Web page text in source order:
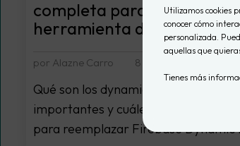
Utilizamos cookies
conocer cómo
personalizada.
aquellas que
Tienes más
completa para escoger tu
herramienta de links
por Alazne Carro 8 septiembre, 2025
Qué son los dynamic links, por qué
importantes y cuáles son las mejores
para reemplazar Firebase Dynamic